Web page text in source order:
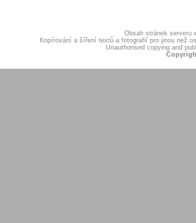
Obsah stránek serveru
Kopírování a šíření textů a fotografií pro jinou než
Unauthorised copying and